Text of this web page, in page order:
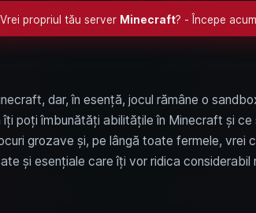
Vrei propriul tău server Minecraft? - Începe
dar, în esență, jocul rămâne o
poți îmbunătăți abilitățile în Minecraft și
grozave și, pe lângă toate fermele, vrei
și esențiale care îți vor ridica considerabil